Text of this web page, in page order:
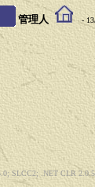
管理人 -
SLCC2; .NET CLR